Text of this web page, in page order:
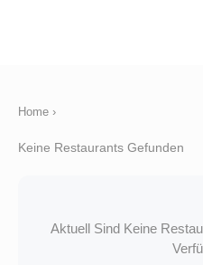
Home ›
Keine Restaurants Gefunden
Aktuell Sind Keine